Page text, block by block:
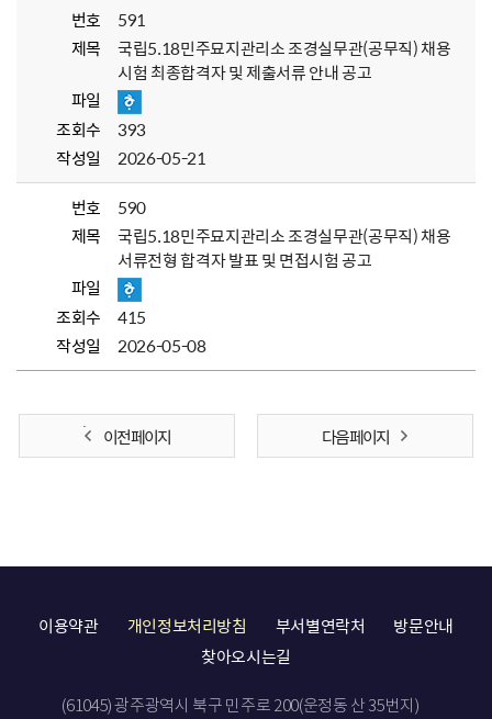
번호
591
제목
국립5.18민주묘지관리소 조경실무관(공무직) 채용
시험 최종합격자 및 제출서류 안내 공고
파일
조회수
393
작성일
2026-05-21
번호
590
제목
국립5.18민주묘지관리소 조경실무관(공무직) 채용
서류전형 합격자 발표 및 면접시험 공고
파일
조회수
415
작성일
2026-05-08
이전 페이지 다음 페이지
이용약관 개인정보처리방침 부서별연락처
방문안내
찾아오시는길
(61045) 광주광역시 북구 민주로 200(운정동 산 35번지)